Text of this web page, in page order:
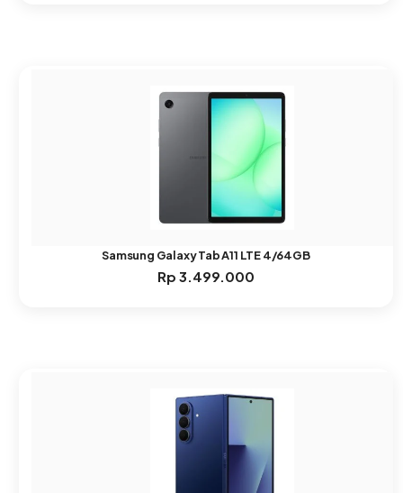
Samsung Galaxy Tab A11 LTE 4/64GB
Rp 3.499.000